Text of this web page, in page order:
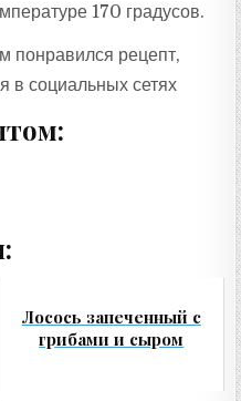
170 градусов.
понравился рецепт,
в социальных сетях
Лосось запеченный с
грибами и сыром